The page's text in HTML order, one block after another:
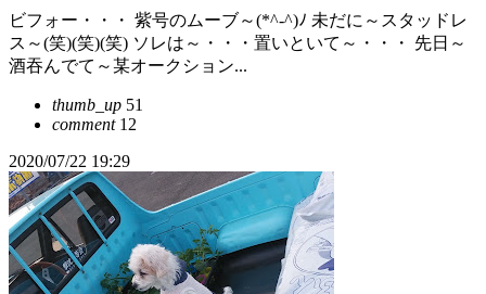
ビフォー・・・ 紫号のムーブ～(*^-^)ﾉ 未だに～スタッドレ
ス～(笑)(笑)(笑) ソレは～・・・置いといて～・・・ 先日～
酒吞んでて～某オークション...
thumb_up 51
comment12
2020/07/22 19:29